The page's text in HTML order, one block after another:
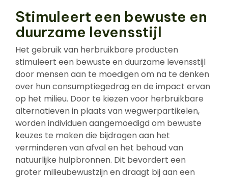
Stimuleert een bewuste en
duurzame levensstijl
Het gebruik van herbruikbare producten
stimuleert een bewuste en duurzame levensstijl
door mensen aan te moedigen om na te denken
over hun consumptiegedrag en de impact ervan
op het milieu. Door te kiezen voor herbruikbare
alternatieven in plaats van wegwerpartikelen,
worden individuen aangemoedigd om bewuste
keuzes te maken die bijdragen aan het
verminderen van afval en het behoud van
natuurlijke hulpbronnen. Dit bevordert een
groter milieubewustzijn en draagt bij aan een